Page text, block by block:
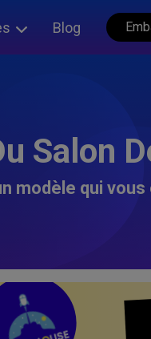
Blog
Salon
modèle qui